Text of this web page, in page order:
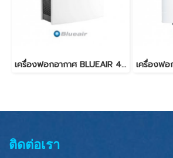
เครื่องฟอกอากาศ BLUEAIR 450E
ติดต่อเรา